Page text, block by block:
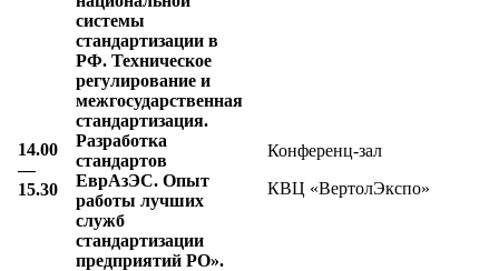
14.00
—
15.30
системы
стандартизации в
РФ. Техническое
регулирование и
межгосударственная
стандартизация.
Разработка
стандартов
ЕврАзЭС. Опыт
работы лучших
служб
стандартизации
предприятий РО».
Конференц-зал
КВЦ «ВертолЭкспо»